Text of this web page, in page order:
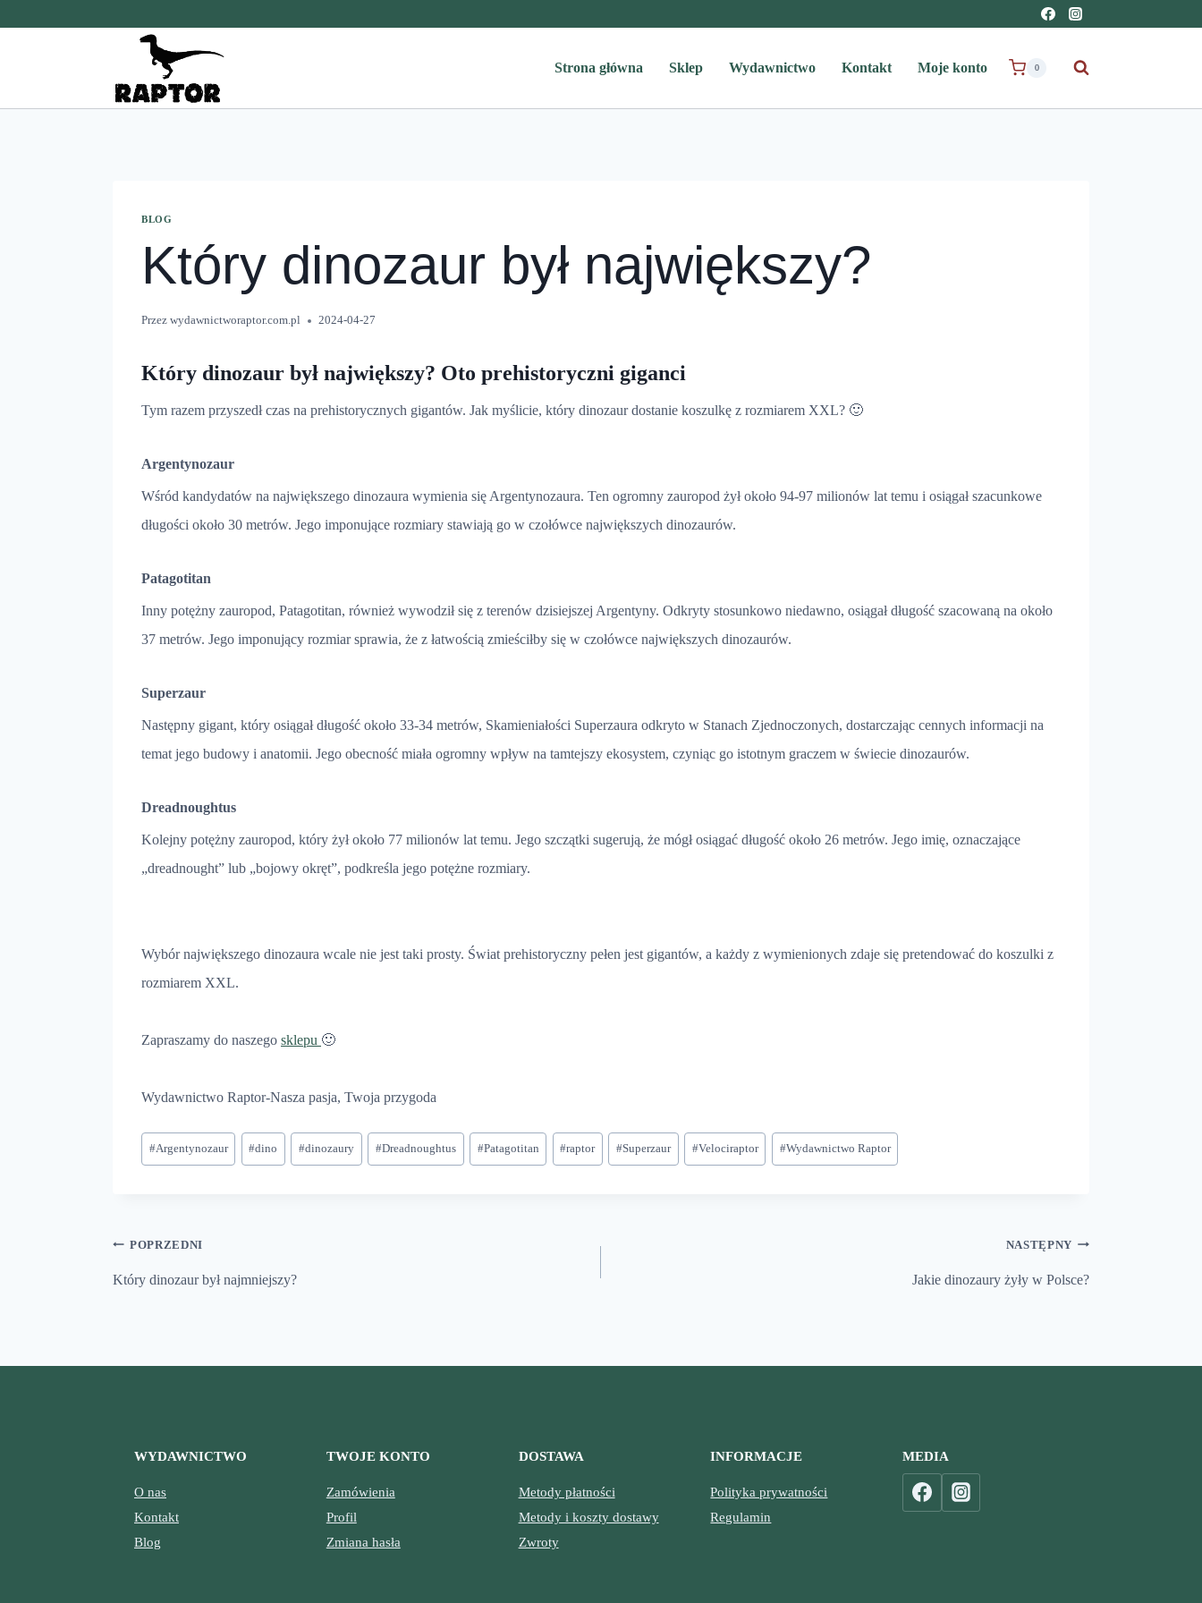
Strona główna Sklep Wydawnictwo Kontakt Moje konto 0
BLOG
Który dinozaur był największy?
Przez wydawnictworaptor.com.pl 2024-04-27
Który dinozaur był największy? Oto prehistoryczni giganci
Tym razem przyszedł czas na prehistorycznych gigantów. Jak myślicie, który dinozaur dostanie koszulkę z rozmiarem XXL? 🙂
Argentynozaur
Wśród kandydatów na największego dinozaura wymienia się Argentynozaura. Ten ogromny zauropod żył około 94-97 milionów lat temu i osiągał szacunkowe
długości około 30 metrów. Jego imponujące rozmiary stawiają go w czołówce największych dinozaurów.
Patagotitan
Inny potężny zauropod, Patagotitan, również wywodził się z terenów dzisiejszej Argentyny. Odkryty stosunkowo niedawno, osiągał długość szacowaną na około
37 metrów. Jego imponujący rozmiar sprawia, że z łatwością zmieściłby się w czołówce największych dinozaurów.
Superzaur
Następny gigant, który osiągał długość około 33-34 metrów, Skamieniałości Superzaura odkryto w Stanach Zjednoczonych, dostarczając cennych informacji na
temat jego budowy i anatomii. Jego obecność miała ogromny wpływ na tamtejszy ekosystem, czyniąc go istotnym graczem w świecie dinozaurów.
Dreadnoughtus
Kolejny potężny zauropod, który żył około 77 milionów lat temu. Jego szczątki sugerują, że mógł osiągać długość około 26 metrów. Jego imię, oznaczające
„dreadnought” lub „bojowy okręt”, podkreśla jego potężne rozmiary.
Wybór największego dinozaura wcale nie jest taki prosty. Świat prehistoryczny pełen jest gigantów, a każdy z wymienionych zdaje się pretendować do koszulki z
rozmiarem XXL.
Zapraszamy do naszego sklepu 🙂
Wydawnictwo Raptor-Nasza pasja, Twoja przygoda
Tagi
wpisu:
#Argentynozaur #dino #dinozaury #Dreadnoughtus #Patagotitan #raptor #Superzaur #Velociraptor #Wydawnictwo Raptor
Nawigacja
wpisu
POPRZEDNI
Który dinozaur był najmniejszy?
NASTĘPNY
Jakie dinozaury żyły w Polsce?
WYDAWNICTWO
O nas
Kontakt
Blog
TWOJE KONTO
Zamówienia
Profil
Zmiana hasła
DOSTAWA
Metody płatności
Metody i koszty dostawy
Zwroty
INFORMACJE
Polityka prywatności
Regulamin
MEDIA